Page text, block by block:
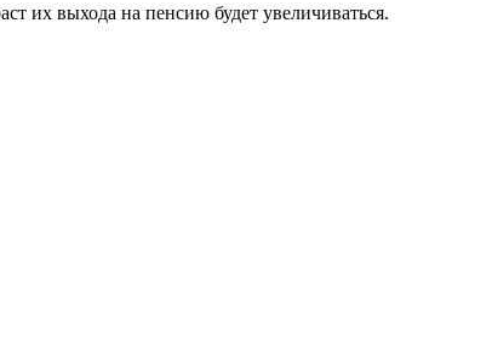
их выхода на пенсию будет увеличиваться.